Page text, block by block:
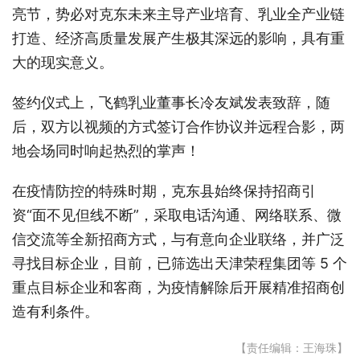
亮节，势必对克东未来主导产业培育、乳业全产业链
打造、经济高质量发展产生极其深远的影响，具有重
大的现实意义。
签约仪式上，飞鹤乳业董事长冷友斌发表致辞，随
后，双方以视频的方式签订合作协议并远程合影，两
地会场同时响起热烈的掌声！
在疫情防控的特殊时期，克东县始终保持招商引
资“面不见但线不断”，采取电话沟通、网络联系、微
信交流等全新招商方式，与有意向企业联络，并广泛
寻找目标企业，目前，已筛选出天津荣程集团等 5 个
重点目标企业和客商，为疫情解除后开展精准招商创
造有利条件。
【责任编辑：王海珠】